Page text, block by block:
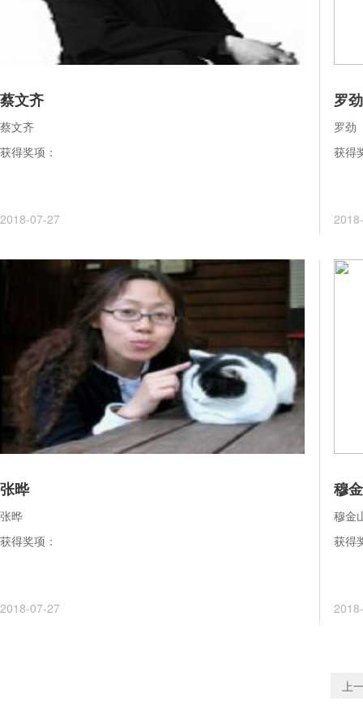
蔡文齐
蔡文齐
获得奖项：
2018-07-27
罗劲
罗劲
获得
张晔
张晔
获得奖项：
2018-07-27
穆
穆金
获得
上